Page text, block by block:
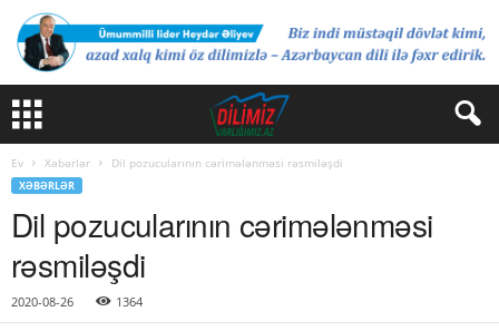
Ev Xəbərlər Dil pozucularının cərimələnməsi rəsmiləşdi
XƏBƏRLƏR
Dil pozucularının cərimələnməsi
rəsmiləşdi
2020-08-26 1364